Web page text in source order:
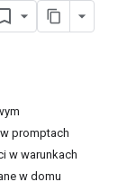
promptach
w warunkach
w domu